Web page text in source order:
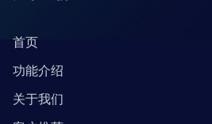
首页
功能介绍
关于我们